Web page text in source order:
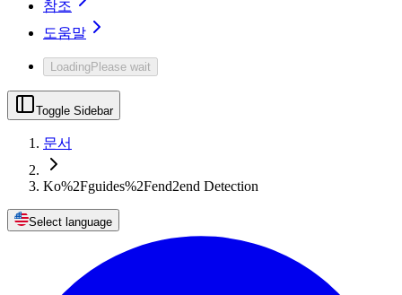
참조
도움말
LoadingPlease wait
Toggle Sidebar
문서
Ko%2Fguides%2Fend2end Detection
Select language